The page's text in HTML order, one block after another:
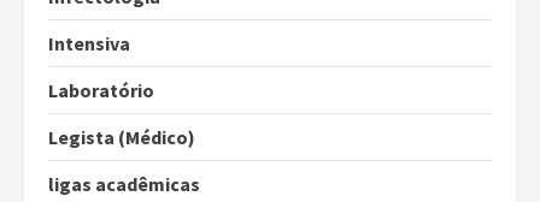
Intensiva
Laboratório
Legista (Médico)
ligas acadêmicas